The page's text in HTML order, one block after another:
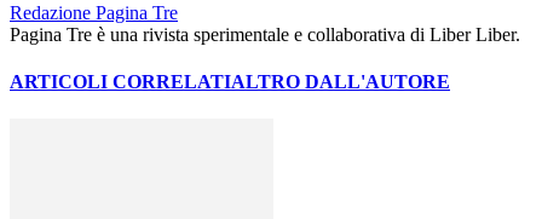
Redazione Pagina Tre
Pagina Tre è una rivista sperimentale e collaborativa di Liber Liber.
ARTICOLI CORRELATIALTRO DALL'AUTORE